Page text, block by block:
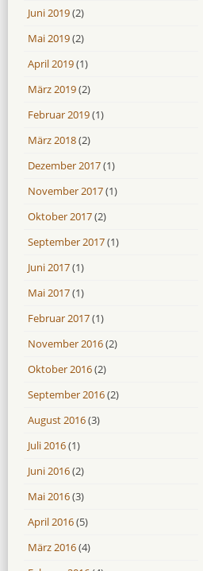
Juni 2019(2)
Mai 2019(2)
April 2019(1)
März 2019(2)
Februar 2019(1)
März 2018(2)
Dezember 2017(1)
November 2017(1)
Oktober 2017(2)
September 2017(1)
Juni 2017(1)
Mai 2017(1)
Februar 2017(1)
November 2016(2)
Oktober 2016(2)
September 2016(2)
August 2016(3)
Juli 2016(1)
Juni 2016(2)
Mai 2016(3)
April 2016(5)
März 2016(4)